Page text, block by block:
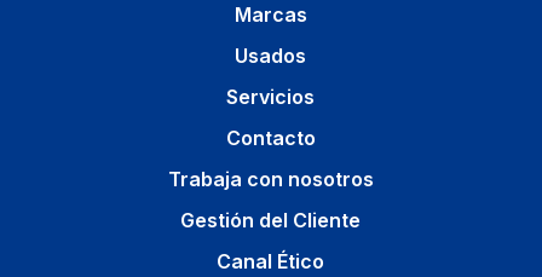
Marcas
Usados
Servicios
Contacto
Trabaja con nosotros
Gestión del Cliente
Canal Ético